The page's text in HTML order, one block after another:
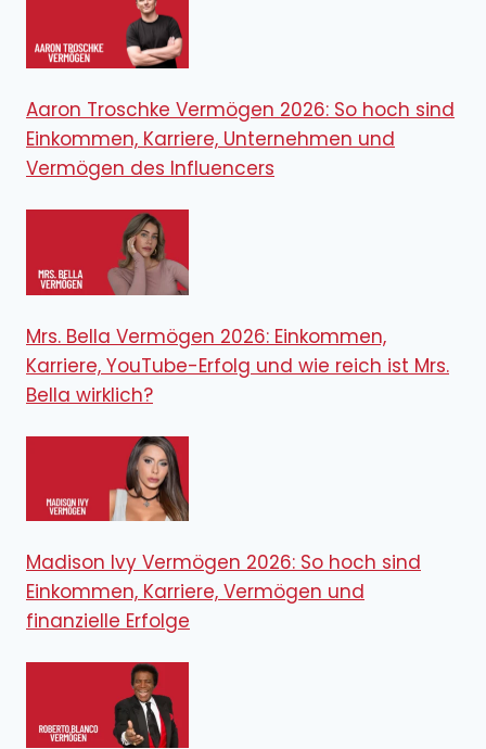
Aaron Troschke Vermögen 2026: So hoch sind
Einkommen, Karriere, Unternehmen und
Vermögen des Influencers
Mrs. Bella Vermögen 2026: Einkommen,
Karriere, YouTube-Erfolg und wie reich ist Mrs.
Bella wirklich?
Madison Ivy Vermögen 2026: So hoch sind
Einkommen, Karriere, Vermögen und
finanzielle Erfolge